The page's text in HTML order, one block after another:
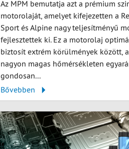
Az MPM bemutatja azt a prémium
motorolaját, amelyet kifejezetten a
Sport és Alpine nagy teljesítményű
fejlesztettek ki. Ez a motorolaj
biztosít extrém körülmények között,
nagyon magas hőmérsékleten
gondosan...
Bővebben